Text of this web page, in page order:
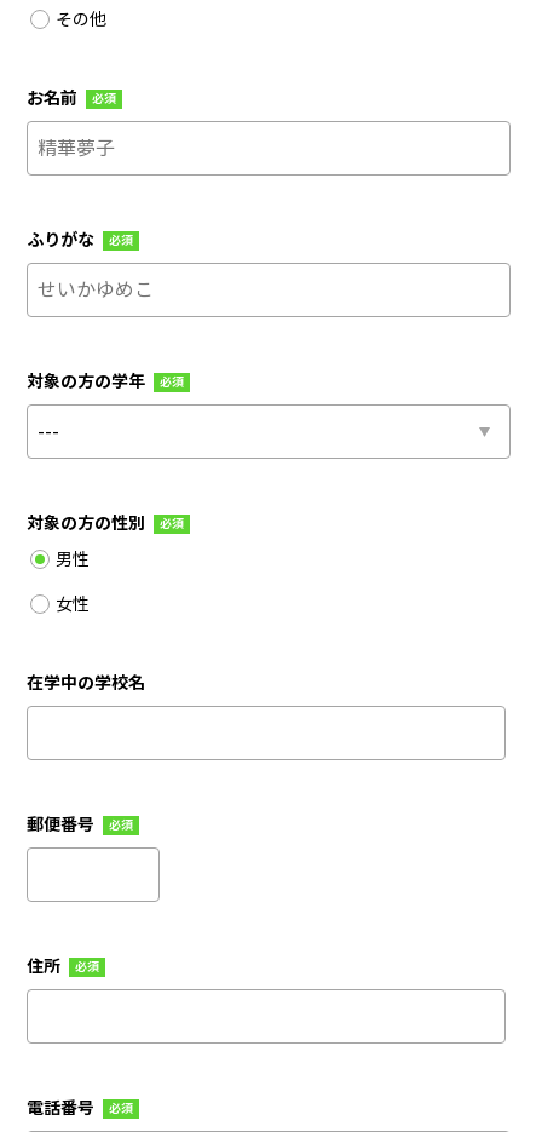
その他
お名前 必須
ふりがな 必須
対象の方の学年 必須
対象の方の性別 必須
男性
女性
在学中の学校名
郵便番号 必須
住所 必須
電話番号 必須